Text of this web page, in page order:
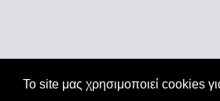
Το site μας χρησιμοποιεί cookies